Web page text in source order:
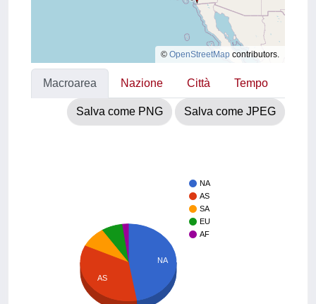
© OpenStreetMap contributors.
Macroarea Nazione Città Tempo
Salva come PNG Salva come JPEG
NA
AS
SA
EU
AF
NA
AS